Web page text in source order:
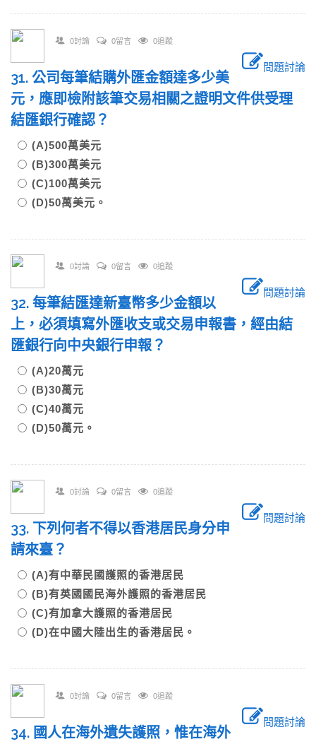
0討論 0留言 0追蹤
問題討論
31. 公司每筆結購外匯金額達多少美
元，應即檢附該筆交易相關之證明文件供受理
結匯銀行確認？
(A)500萬美元
(B)300萬美元
(C)100萬美元
(D)50萬美元。
0討論 0留言 0追蹤
問題討論
32. 每筆結匯達新臺幣多少金額以
上，必須填寫外匯收支或交易申報書，經由結
匯銀行向中央銀行申報？
(A)20萬元
(B)30萬元
(C)40萬元
(D)50萬元。
0討論 0留言 0追蹤
問題討論
33. 下列何者不得以香港居民身分申
請來臺？
(A)有中華民國護照的香港居民
(B)有英國國民海外護照的香港居民
(C)有加拿大護照的香港居民
(D)在中國大陸出生的香港居民。
0討論 0留言 0追蹤
問題討論
34. 國人在海外遺失護照，惟在海外